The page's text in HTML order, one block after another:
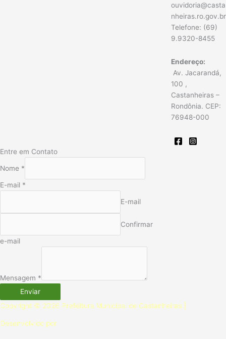
ouvidoria@casta
nheiras.ro.gov.br
Telefone: (69)
9.9320-8455
Endereço:
Av. Jacarandá,
100 ,
Castanheiras –
Rondônia. CEP:
76948-000
Entre em Contato
Nome *
E-mail *
E-mail
Confirmar
e-mail
Mensagem *
Enviar
Copyright © 2026 Prefeitura Municipal de Castanheiras |
Desenvolvido por